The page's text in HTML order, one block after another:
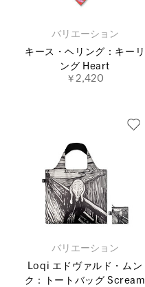
バリエーション
キース・ヘリング：キーリ
ング Heart
￥2,420
バリエーション
Loqi エドヴァルド・ムン
ク：トートバッグ Scream